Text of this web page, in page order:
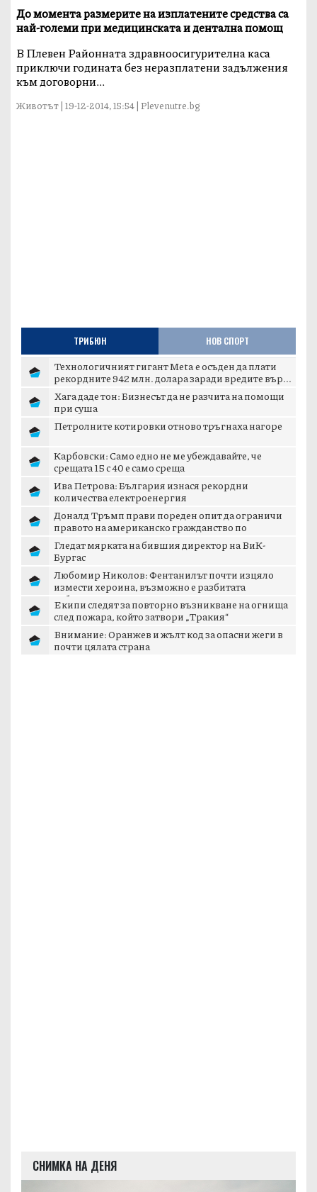
До момента размерите на изплатените средства са
най-големи при медицинската и дентална помощ
В Плевен Районната здравноосигурителна каса
приключи годината без неразплатени задължения
към договорни...
Животът | 19-12-2014, 15:54 | Plevenutre.bg
ТРИБЮН НОВ СПОРТ
Технологичният гигант Meta е осъден да плати
рекордните 942 млн. долара заради вредите вър...
Хага даде тон: Бизнесът да не разчита на помощи
при суша
Петролните котировки отново тръгнаха нагоре
Карбовски: Само едно не ме убеждавайте, че
срещата 15 с 40 е само среща
Ива Петрова: България изнася рекордни
количества електроенергия
Доналд Тръмп прави пореден опит да ограничи
правото на американско гражданство по
Гледат мярката на бившия директор на ВиК-
Бургас
Любомир Николов: Фентанилът почти изцяло
измести хероина, възможно е разбитата
лаборатория...
Екипи следят за повторно възникване на огнища
след пожара, който затвори „Тракия“
Внимание: Оранжев и жълт код за опасни жеги в
почти цялата страна
СНИМКА НА ДЕНЯ